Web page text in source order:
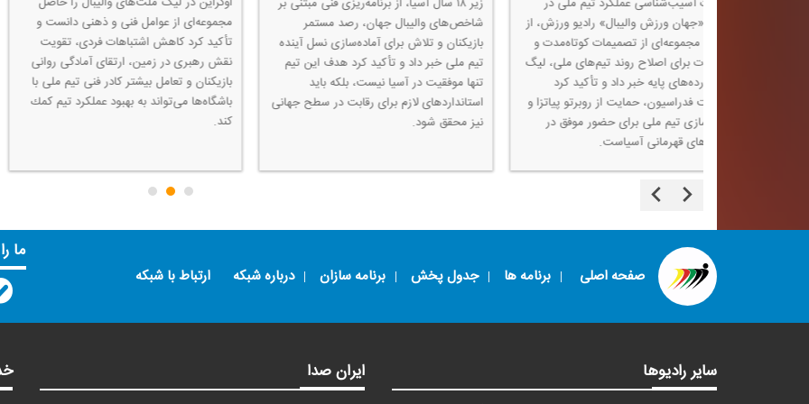
در دو هفته نخست رقابت‌ها، خطای ارنج در
دیدار برابر فرانسه را یكی از مصادیق
ناهماهنگی فنی تیم دانست و در گفت‌وگو با
جواد مهرگان، مدرس و مربی والیبال، بر
ضرورت حضور مؤثرتر كادر فنی و شناخت
بیشتر سرمربی از بازیكنان برای بهبود روند تیم
دارای ظرفیت بالا برای بازسازی و پیشرفت در
ادامه رقابت‌ها ارزیابی كرد و بر ضرورت نگاه
مبتنی بر شایستگی در انتخاب بازیكنان تأكید
۱۸سال بسیار خوب است و بازیكنان باانگیزه در
حال آماده سازی هستند. از ۲۱فروردین دو اردو
را در شهرستان نور داشتیم و الان اردو چهارم
در ارومیه هستیم و به ۱۸ بازیكن رسیدیم. همه
بازیكنان رصد شدند و برای انتخاب فرصت
داشتند. میزبانی استان‌های مختلف فرصتی
بود
بدون
صفحه اصلی برنامه ها جدول پخش برنامه سازان درباره شبکه ارتباط با شبکه
ما
سایر رادیوها ایران صدا